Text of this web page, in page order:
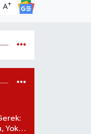
A+
Yoksa